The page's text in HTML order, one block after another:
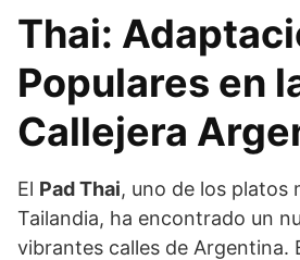
Thai:
Populares en
Callejera
El Pad Thai, uno de los platos
Tailandia, ha encontrado un
vibrantes calles de Argentina.